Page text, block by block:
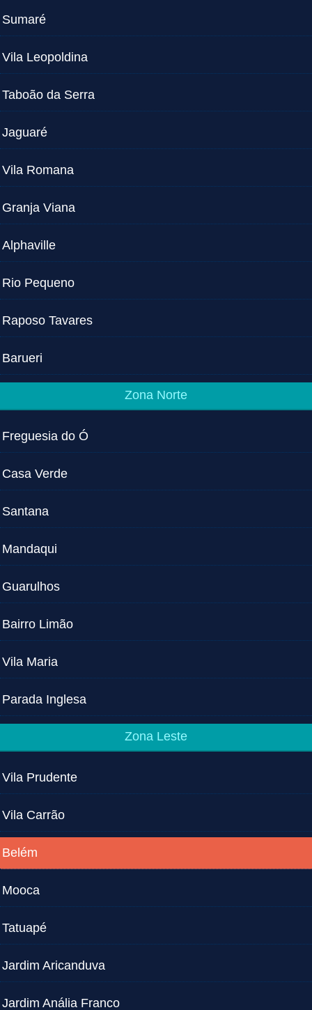
Sumaré
Vila Leopoldina
Taboão da Serra
Jaguaré
Vila Romana
Granja Viana
Alphaville
Rio Pequeno
Raposo Tavares
Barueri
Zona Norte
Freguesia do Ó
Casa Verde
Santana
Mandaqui
Guarulhos
Bairro Limão
Vila Maria
Parada Inglesa
Zona Leste
Vila Prudente
Vila Carrão
Belém
Mooca
Tatuapé
Jardim Aricanduva
Jardim Anália Franco